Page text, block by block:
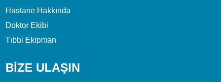
Hastane Hakkında
Doktor Ekibi
Tıbbi Ekipman
BİZE ULAŞIN